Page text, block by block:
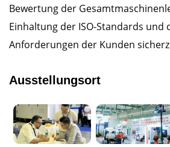
Bewertung der
Einhaltung der ISO-Standards und
Anforderungen der Kunden
Ausstellungsort